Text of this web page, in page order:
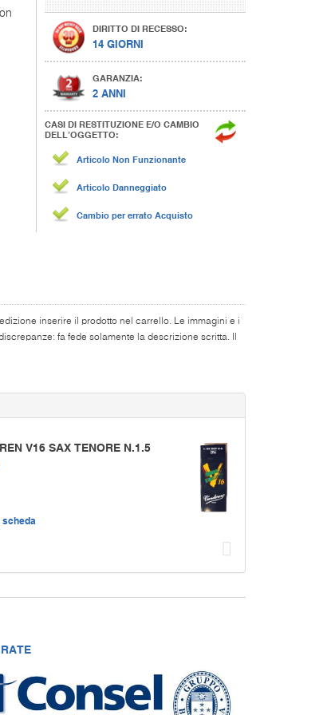
DIRITTO DI RECESSO:
14 GIORNI
GARANZIA:
2 ANNI
CASI DI RESTITUZIONE E/O CAMBIO
DELL’OGGETTO:
Articolo Non Funzionante
Articolo Danneggiato
Cambio per errato Acquisto
inserire il prodotto nel carrello. Le immagini e i
fa fede solamente la descrizione scritta. Il
V16 SAX TENORE N.1.5
scheda